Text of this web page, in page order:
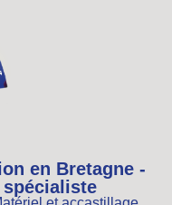
en Bretagne -